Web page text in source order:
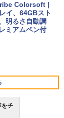
K3 (MS 365 P
Win 11/15.6型/
ホワイト) FM
Colorsoft |
イ、64GBスト
明るさ自動調
ミアムペン付
をチ